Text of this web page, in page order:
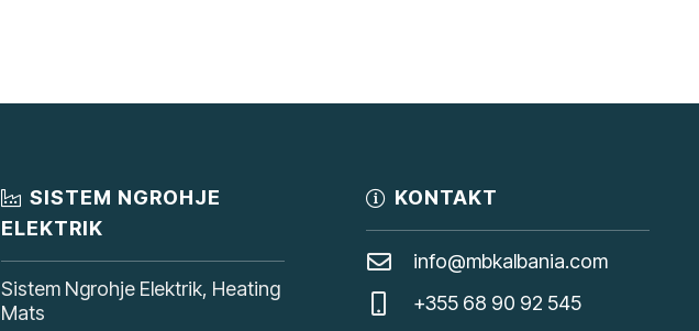
SISTEM NGROHJE
ELEKTRIK
Sistem Ngrohje Elektrik, Heating
Mats
KONTAKT
info@mbkalbania.com
+355 68 90 92 545